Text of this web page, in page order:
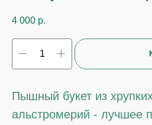
4 000 р.
Пышный букет из
альстромерий - лучшее